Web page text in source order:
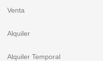
Venta
Alquiler
Alquiler Temporal